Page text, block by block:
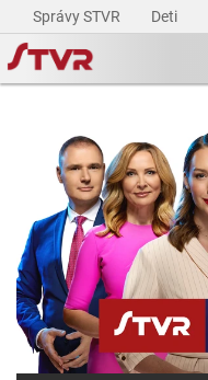
Správy STVR Deti